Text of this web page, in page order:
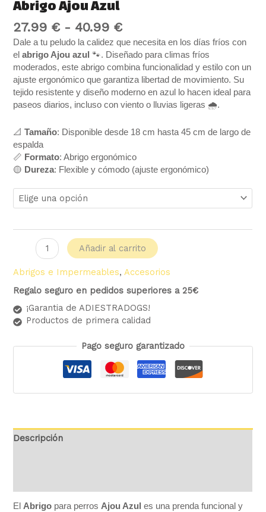
Abrigo Ajou Azul
27.99 € - 40.99 €
Dale a tu peludo la calidez que necesita en los días fríos con
elabrigo Ajou azul 🐾. Diseñado para climas fríos
moderados, este abrigo combina funcionalidad y estilo con un
ajuste ergonómico que garantiza libertad de movimiento. Su
tejido resistente y diseño moderno en azul lo hacen ideal para
paseos diarios, incluso con viento o lluvias ligeras 🌧️.
📐Tamaño: Disponible desde 18 cm hasta 45 cm de largo de
espalda
📏 Formato: Abrigo ergonómico
🟡 Dureza: Flexible y cómodo (ajuste ergonómico)
Añadir al carrito
Abrigos e Impermeables,Accesorios
Regalo seguro en pedidos superiores a 25€
¡Garantia de ADIESTRADOGS!
Productos de primera calidad
Pago seguro garantizado
Descripción
ElAbrigo para perrosAjou Azul es una prenda funcional y